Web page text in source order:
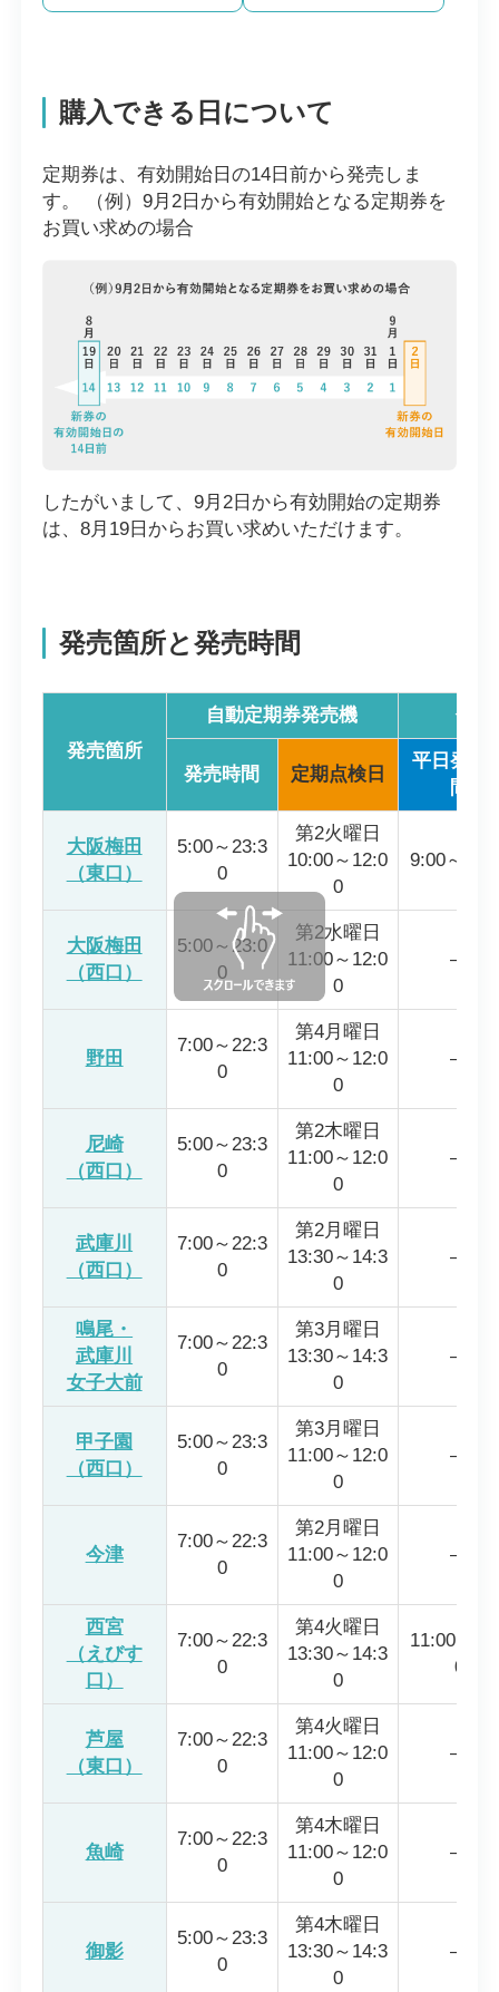
購入できる日について
定期券は、有効開始日の14日前から発売しま
す。 （例）9月2日から有効開始となる定期券を
お買い求めの場合
したがいまして、9月2日から有効開始の定期券
は、8月19日からお買い求めいただけます。
発売箇所と発売時間
発売箇所
自動定期券発売機 係員
発売時間 定期点検日
平日発売
間
大阪梅田
（東口）
5:00～23:3
0
第2火曜日
10:00～12:0
0
9:00～
大阪梅田
（西口）
5:00～23:0
0
第2水曜日
11:00～12:0
0
―
野田
7:00～22:3
0
第4月曜日
11:00～12:0
0
―
尼崎
（西口）
5:00～23:3
0
第2木曜日
11:00～12:0
0
―
武庫川
（西口）
7:00～22:3
0
第2月曜日
13:30～14:3
0
―
鳴尾・
武庫川
女子大前
7:00～22:3
0
第3月曜日
13:30～14:3
0
―
甲子園
（西口）
5:00～23:3
0
第3月曜日
11:00～12:0
0
―
今津
7:00～22:3
0
第2月曜日
11:00～12:0
0
―
西宮
（えびす
口）
7:00～22:3
0
第4火曜日
13:30～14:3
0
11:00～
0
芦屋
（東口）
7:00～22:3
0
第4火曜日
11:00～12:0
0
―
魚崎
7:00～22:3
0
第4木曜日
11:00～12:0
0
―
御影
5:00～23:3
0
第4木曜日
13:30～14:3
0
―